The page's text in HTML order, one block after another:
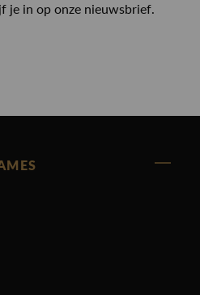
je in op onze nieuwsbrief.